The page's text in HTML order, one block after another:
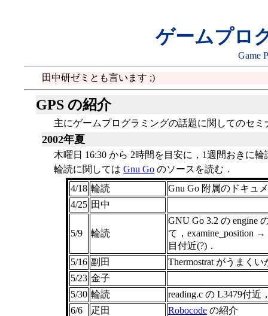
ゲームプロ
Game
田中研ゼミとも言います ;)
GPS の紹介
主にゲームプログラミングの話題に関してのセ
2002年夏
木曜日 16:30 から 2時間を目安に，1週間おきに
輪読に関しては Gnu Go のソースを読む．
4/18 輪読
Gnu Go 附属のドキュ
4/25 田中
5/9 輪読
GNU Go 3.2 の engine
て，examine_position
目付近(?)．
5/16 副田
Thermostrat がうまく
5/23 金子
5/30 輪読
reading.c の L3479付近
6/6
疋田 Robocode の紹介